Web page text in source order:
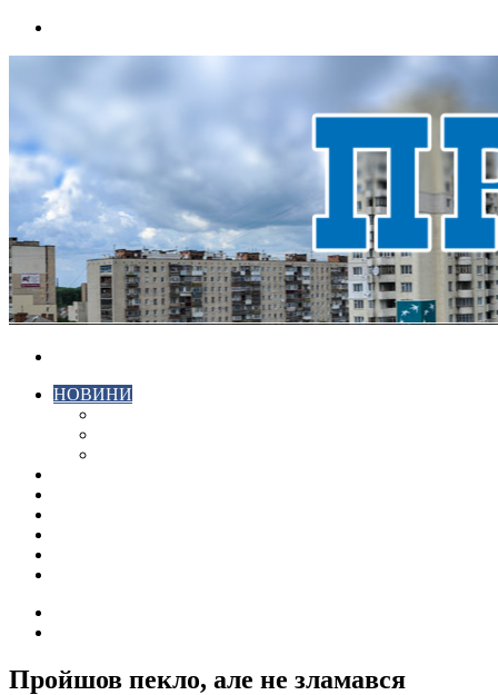
НОВИНИ
Пройшов пекло, але не зламався